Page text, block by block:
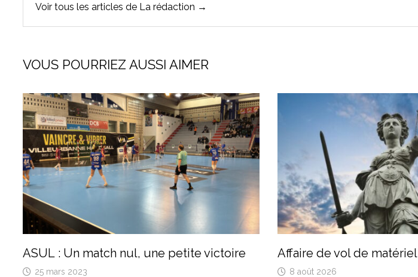
Voir tous les articles de La rédaction →
VOUS POURRIEZ AUSSI AIMER
ASUL : Un match nul, une petite victoire
25 mars 2023
Affaire de vol de matériel
8 août 2026